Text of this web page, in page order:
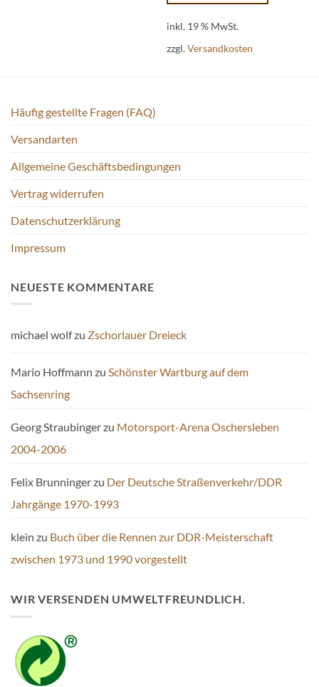
inkl. 19 % MwSt.
zzgl.Versandkosten
Häufig gestellte Fragen (FAQ)
Versandarten
Allgemeine Geschäftsbedingungen
Vertrag widerrufen
Datenschutzerklärung
Impressum
NEUESTE KOMMENTARE
michael wolfzu Zschorlauer Dreieck
Mario Hoffmann zu Schönster Wartburg auf dem
Sachsenring
Georg Straubingerzu Motorsport-Arena Oschersleben
2004-2006
Felix Brunningerzu Der Deutsche Straßenverkehr/DDR
Jahrgänge 1970-1993
klein zu Buch über die Rennen zur DDR-Meisterschaft
zwischen 1973 und 1990 vorgestellt
WIR VERSENDEN UMWELTFREUNDLICH.